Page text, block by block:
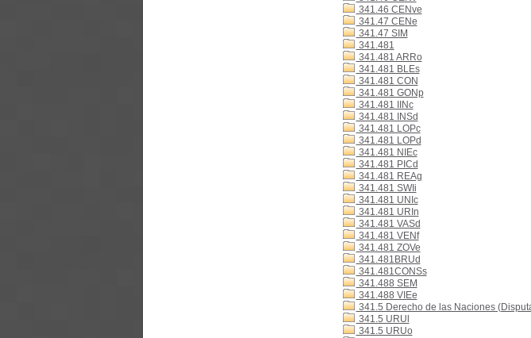
341.46 CENve
341.47 CENe
341.47 SIM
341.481
341.481 ARRo
341.481 BLEs
341.481 CON
341.481 GONp
341.481 IINc
341.481 INSd
341.481 LOPc
341.481 LOPd
341.481 NIEc
341.481 PICd
341.481 REAg
341.481 SWIi
341.481 UNIc
341.481 URIn
341.481 VASd
341.481 VENf
341.481 ZOVe
341.481BRUd
341.481CONSs
341.488 SEM
341.488 VIEe
341.5 Derecho de las Naciones
341.5 URUl
341.5 URUo